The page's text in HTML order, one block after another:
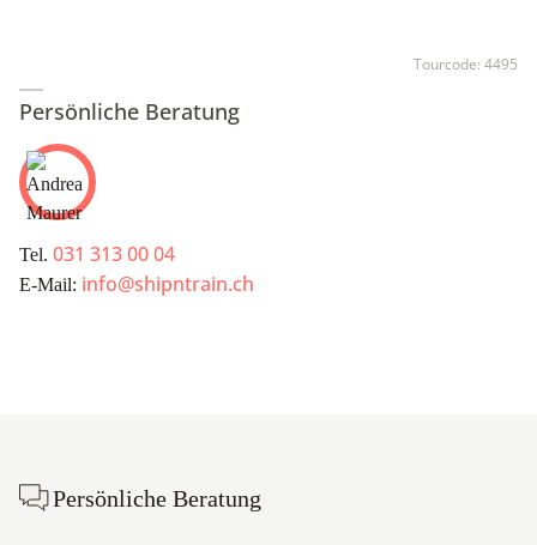
Tourcode: 4495
Persönliche Beratung
Tel. 031 313 00 04
E-Mail: info@shipntrain.ch
Persönliche Beratung